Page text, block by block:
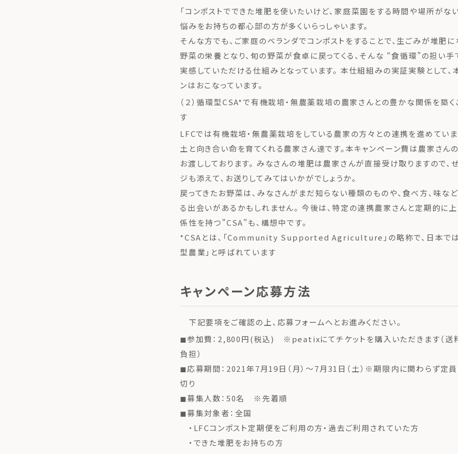
「コンポストでできた堆肥を使いたいけど、家庭菜園をする時間や場所がな
悩みをお持ちの都心部の方が多くいらっしゃいます。
そんな方でも、ご家庭のベランダでコンポストをすることで、生ごみが堆肥に
野菜の栄養となり、旬の野菜が食卓に戻ってくる、そんな “食循環”の担い手
実感していただける仕組みとなっています。 本仕組組みの実証実験として、
ンはおこなっています。
（２）循環型CSA*で有機栽培・無農薬栽培の農家さんとの豊かな関係を築く
す
LFCでは有機栽培・無農薬栽培をしている農家の方々との連携を進めていま
土と向き合い命を育てくれる農家さん達です。本キャンペーン費は農家さん
お渡ししております。 みなさんの堆肥は農家さんが直接受け取りますので、
ジも添えて、お送りしてみてはいかがでしょうか。
戻ってきたお野菜は、みなさんがまだ知らない種類のものや、食べ方、味など
る出会いがあるかもしれません。 今後は、特定の連携農家さんと定期的に
係性を持つ”CSA”も、構想中です。
*CSAとは、「Community Supported Agriculture」の略称で、日本では
型農業」と呼ばれています
キャンペーン応募方法
下記要項をご確認の上、応募フォームへとお進みください。
◼︎参加費：2,800円(税込) ※peatixにてチケットを購入いただきます（送
負担）
◼︎応募期間：2021年7月19日（月）～7月31日（土）※期限内に関わらず定
切り
◼︎募集人数：50名 ※先着順
◼︎募集対象者：全国
・LFCコンポスト定期便をご利用の方・過去ご利用されていた方
・できた堆肥をお持ちの方